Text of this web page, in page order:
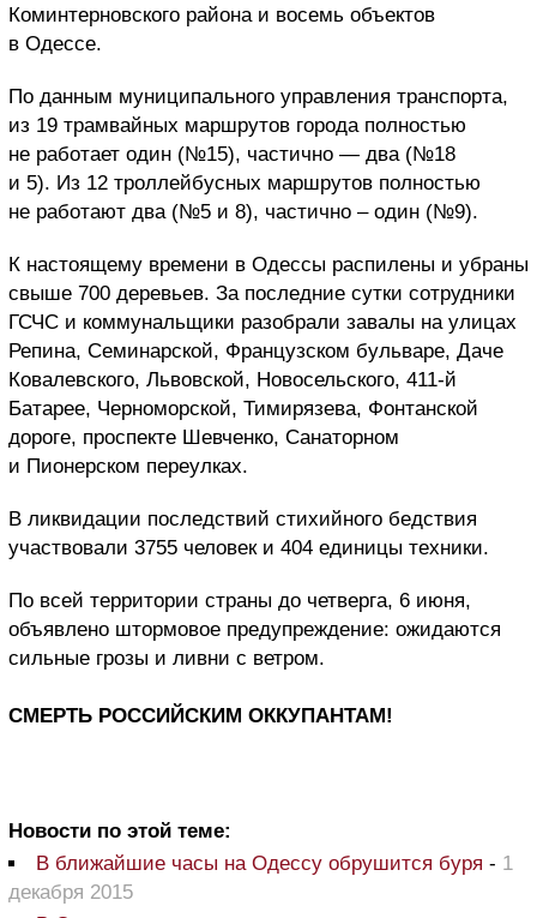
Коминтерновского района и восемь объектов
в Одессе.
По данным муниципального управления транспорта,
из 19 трамвайных маршрутов города полностью
не работает один (№15), частично — два (№18
и 5). Из 12 троллейбусных маршрутов полностью
не работают два (№5 и 8), частично – один (№9).
К настоящему времени в Одессы распилены и убраны
свыше 700 деревьев. За последние сутки сотрудники
ГСЧС и коммунальщики разобрали завалы на улицах
Репина, Семинарской, Французском бульваре, Даче
Ковалевского, Львовской, Новосельского, 411-й
Батарее, Черноморской, Тимирязева, Фонтанской
дороге, проспекте Шевченко, Санаторном
и Пионерском переулках.
В ликвидации последствий стихийного бедствия
участвовали 3755 человек и 404 единицы техники.
По всей территории страны до четверга, 6 июня,
объявлено штормовое предупреждение: ожидаются
сильные грозы и ливни с ветром.
СМЕРТЬ РОССИЙСКИМ ОККУПАНТАМ!
Новости по этой теме:
В ближайшие часы на Одессу обрушится буря - 1
декабря 2015